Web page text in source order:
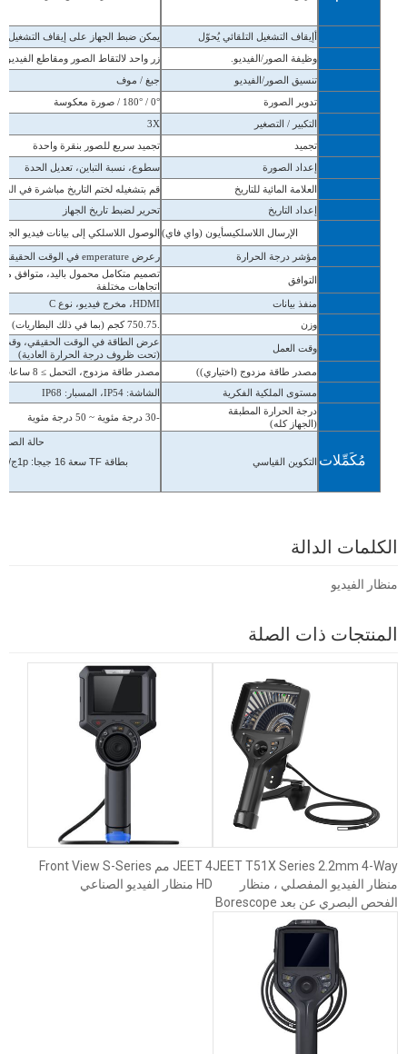
إيقاف التشغيل التلقائي يُحوّل يمكن ضبط الجهاز على إيقاف التشغيل تلقائيًا بعد 3 أو
وظيفة الصور/الفيديو. زر واحد لالتقاط الصور ومقاطع
تنسيق الصور/الفيديو جبغ / موف
تدوير الصورة 0° / 180° / صورة معكوسة
التكبير / التصغير 3X
تجميد تجميد سريع للصور بنقرة واحدة
إعداد الصورة سطوع، نسبة التباين، تعديل الحدة
العلامة المائية للتاريخ قم بتشغيله لختم التاريخ مباشرة في
إعداد التاريخ تحرير لضبط تاريخ الجهاز
الإرسال اللاسلكيسأيون (واي فاي) الوصول اللاسلكي إلى بيانات فيديو
مؤشر درجة الحرارة ر عرض emperature في الوقت الحقيقي، والتنبيه لدرجة الحرارة العالية
التوافق
تصميم متكامل محمول باليد، متوافق مع
اتجاهات مختلفة
منفذ بيانات
HDMI، مخرج فيديو، نوع C
وزن
وقت العمل
عرض الطاقة في الوقت الحقيقي، وقت
(تحت ظروف درجة الحرارة العادية)
مصدر طاقة مزدوج (اختياري))
مصدر طاقة مزدوج، التحمل ≥ 8 ساعات
مستوى الملكية الفكرية
الشاشة: IP54، المسبار: IP68
درجة الحرارة المطبقة
(الجهاز كله)
-30 درجة مئوية ~ 50 درجة مئوية
مُكَمِّلات التكوين القياسي
حالة الصك: 1
بطاقة TF سعة 16 جيجا: 1p ج/
الكلمات الدالة
منظار الفيديو
المنتجات ذات الصلة
JEET T51X Series 2.2mm 4-Way
منظار الفيديو المفصلي ، منظار
الفحص البصري عن بعد Borescope
JEET 4 مم Front View S-Series
HD منظار الفيديو الصناعي